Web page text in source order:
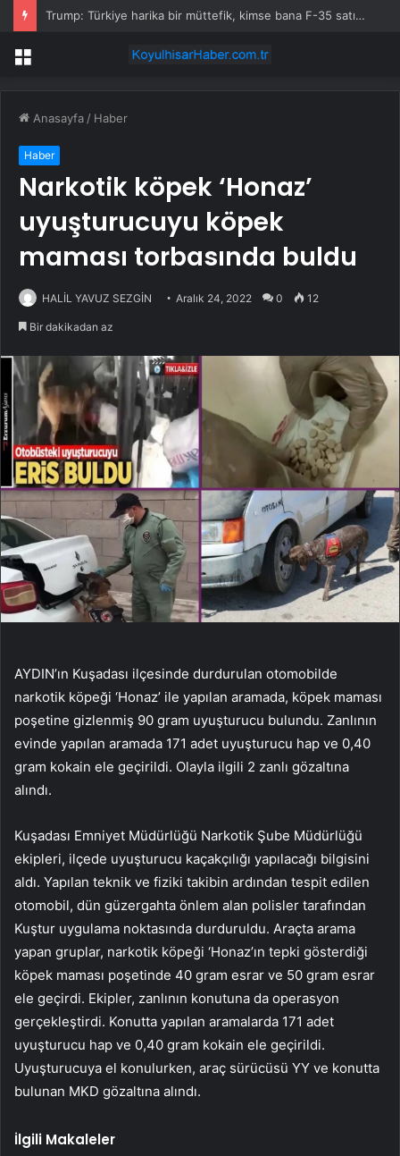
Trump: Türkiye harika bir müttefik, kimse bana F-35 satışı için ne yapmam gerektiğini söyleyemez
Menü
Anasayfa / Haber
Haber
Narkotik köpek ‘Honaz’
uyuşturucuyu köpek
maması torbasında buldu
HALİL YAVUZ SEZGİN Aralık 24, 2022 0 12
Bir dakikadan az
AYDIN’ın Kuşadası ilçesinde durdurulan otomobilde
narkotik köpeği ‘Honaz’ ile yapılan aramada, köpek maması
poşetine gizlenmiş 90 gram uyuşturucu bulundu. Zanlının
evinde yapılan aramada 171 adet uyuşturucu hap ve 0,40
gram kokain ele geçirildi. Olayla ilgili 2 zanlı gözaltına
alındı.
Kuşadası Emniyet Müdürlüğü Narkotik Şube Müdürlüğü
ekipleri, ilçede uyuşturucu kaçakçılığı yapılacağı bilgisini
aldı. Yapılan teknik ve fiziki takibin ardından tespit edilen
otomobil, dün güzergahta önlem alan polisler tarafından
Kuştur uygulama noktasında durduruldu. Araçta arama
yapan gruplar, narkotik köpeği ‘Honaz’ın tepki gösterdiği
köpek maması poşetinde 40 gram esrar ve 50 gram esrar
ele geçirdi. Ekipler, zanlının konutuna da operasyon
gerçekleştirdi. Konutta yapılan aramalarda 171 adet
uyuşturucu hap ve 0,40 gram kokain ele geçirildi.
Uyuşturucuya el konulurken, araç sürücüsü YY ve konutta
bulunan MKD gözaltına alındı.
İlgili Makaleler